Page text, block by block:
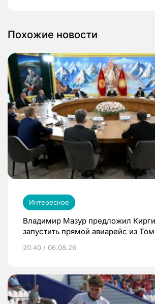
Похожие новости
Интересное
Владимир Мазур предложил
запустить прямой авиарейс из
20:40 / 06.08.26